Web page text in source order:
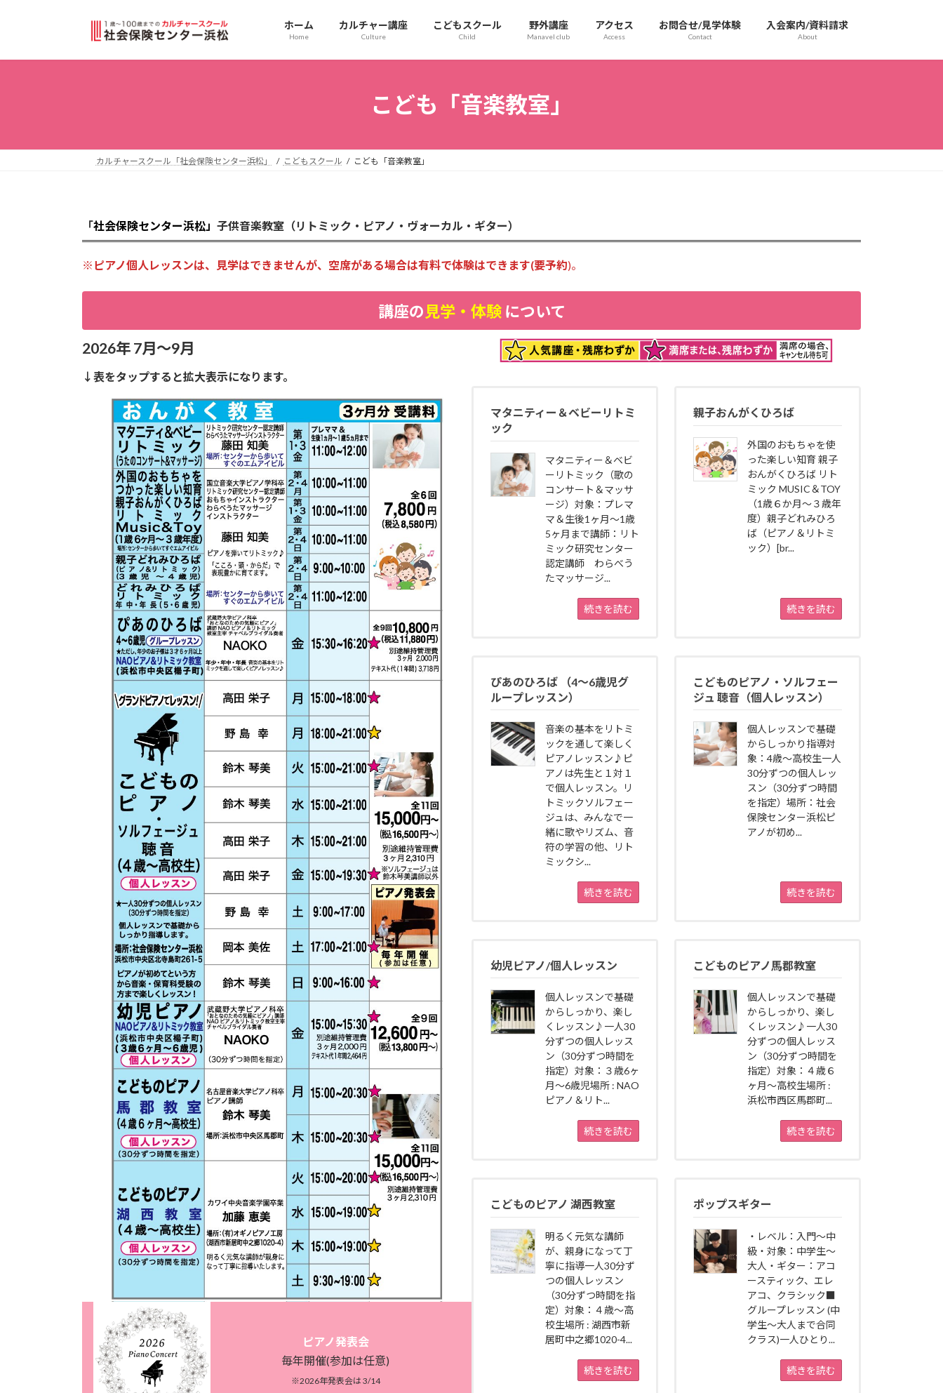
ン
ー
ホーム
Home
カルチャー講座
Culture
こどもスクール
Child
野外講座
Manavel club
アクセス
Access
お問合せ/見学体験
Contact
入会案内/資料請求
About
こども「音楽教室」
カルチャースクール「社会保険センター浜松」 こどもスクール こども「音楽教室」
「社会保険センター浜松」 子供音楽教室（リトミック・ピアノ・ヴォーカル・ギター）
※ピアノ個人レッスンは、見学はできませんが、空席がある場合は有料で体験はできます(要予約)。
講座の見学・体験について
2026年 7月〜9月
↓表をタップすると拡大表示になります。
ピアノ発表会
毎年開催(参加は任意)
※2026年発表会は 3/14
マタニティー＆ベビーリトミ
ック
マタニティー＆ベビ
ーリトミック（歌の
コンサート＆マッサ
ージ）対象：プレマ
マ＆生後1ヶ月〜1歳
5ヶ月まで講師：リト
ミック研究センター
認定講師 わらべう
たマッサージ...
続きを読む
親子おんがくひろば
外国のおもちゃを使
った楽しい知育 親子
おんがくひろば リト
ミック MUSIC＆TOY
（1歳６か月～３歳年
度）親子どれみひろ
ば（ピアノ＆リトミ
ック）[br...
続きを読む
ぴあのひろば （4〜6歳児グ
ループレッスン）
音楽の基本をリトミ
ックを通して楽しく
ピアノレッスン♪ピ
アノは先生と１対１
で個人レッスン。リ
トミックソルフェー
ジュは、みんなで一
緒に歌やリズム、音
符の学習の他、リト
ミックシ...
続きを読む
こどものピアノ・ソルフェー
ジュ 聴音（個人レッスン）
個人レッスンで基礎
からしっかり指導対
象：4歳～高校生一人
30分ずつの個人レッ
スン（30分ずつ時間
を指定）場所：社会
保険センター浜松ピ
アノが初め...
続きを読む
幼児ピアノ/個人レッスン
個人レッスンで基礎
からしっかり、楽し
くレッスン♪一人30
分ずつの個人レッス
ン（30分ずつ時間を
指定）対象：３歳6ヶ
月～6歳児場所 : NAO
ピアノ＆リト...
続きを読む
こどものピアノ馬郡教室
個人レッスンで基礎
からしっかり、楽し
くレッスン♪一人30
分ずつの個人レッス
ン（30分ずつ時間を
指定）対象：４歳６
ヶ月～高校生場所 :
浜松市西区馬郡町...
続きを読む
こどものピアノ 湖西教室
明るく元気な講師
が、親身になって丁
寧に指導一人30分ず
つの個人レッスン
（30分ずつ時間を指
定）対象：４歳～高
校生場所 : 湖西市新
居町中之郷1020-4...
続きを読む
ポップスギター
・レベル：入門～中
級・対象：中学生〜
大人・ギター：アコ
ースティック、エレ
アコ、クラシック■
グループレッスン (中
学生〜大人まで合同
クラス)一人ひとり...
続きを読む